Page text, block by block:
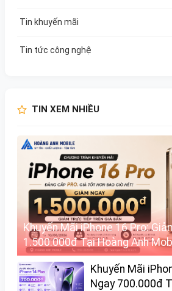
Tin khuyến mãi
Tin tức công nghệ
TIN XEM NHIỀU
Khuyến Mãi iPhone 16 Pro:
1.500.000đ Tại Hoàng Anh
Khuyến Mãi
Ngay 700.000đ